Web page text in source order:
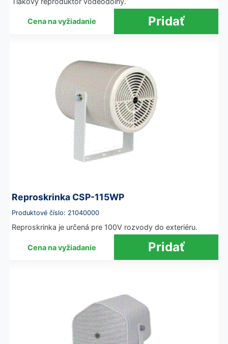
Cena na vyžiadanie
Reproskrinka CSP-115WP
Produktové číslo: 21040000
Reproskrinka je určená pre 100V rozvody do exteriéru.
Cena na vyžiadanie